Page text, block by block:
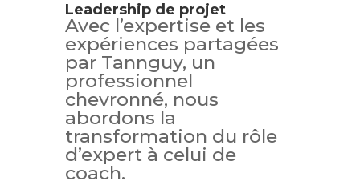
Leadership de projet
Avec l’expertise et les
expériences partagées
par Tannguy, un
professionnel
chevronné, nous
abordons la
transformation du rôle
d’expert à celui de
coach.